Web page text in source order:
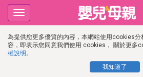
為提供您更多優質的內容，本網站使用cookies分
容，即表示您同意我們使用 cookies， 關於更多
權說明 。
我知道了
Toggle
navigation